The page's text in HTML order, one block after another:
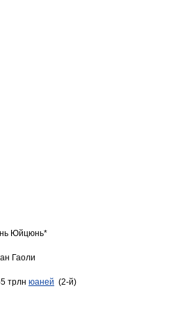
Юйцюнь*
Гаоли
трлн юаней (2-й)